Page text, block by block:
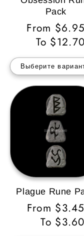
Pack
Обычная
цена
From $6.95
To $12.70
Выберите
Plague Rune
Обычная
цена
From $3.45
To $3.60